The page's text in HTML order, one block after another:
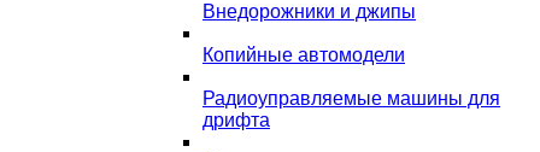
Внедорожники и джипы
Копийные автомодели
Радиоуправляемые машины для
дрифта